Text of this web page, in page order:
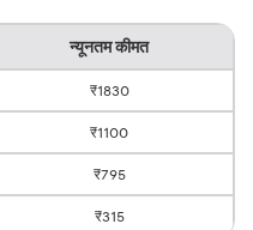
न्यूनतम कीमत
₹1830
₹1100
₹795
₹315